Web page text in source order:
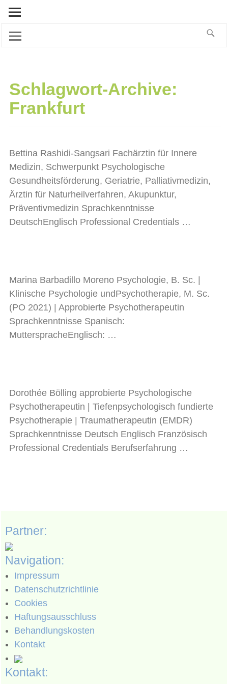
Schlagwort-Archive:
Frankfurt
Bettina Rashidi-Sangsari Fachärztin für Innere
Medizin, Schwerpunkt Psychologische
Gesundheitsförderung, Geriatrie, Palliativmedizin,
Ärztin für Naturheilverfahren, Akupunktur,
Präventivmedizin Sprachkenntnisse
DeutschEnglisch Professional Credentials …
Marina Barbadillo Moreno Psychologie, B. Sc. |
Klinische Psychologie undPsychotherapie, M. Sc.
(PO 2021) | Approbierte Psychotherapeutin
Sprachkenntnisse Spanisch:
MutterspracheEnglisch: …
Dorothée Bölling approbierte Psychologische
Psychotherapeutin | Tiefenpsychologisch fundierte
Psychotherapie | Traumatherapeutin (EMDR)
Sprachkenntnisse Deutsch Englisch Französisch
Professional Credentials Berufserfahrung …
Partner:
Navigation:
Impressum
Datenschutzrichtlinie
Cookies
Haftungsausschluss
Behandlungskosten
Kontakt
Kontakt: